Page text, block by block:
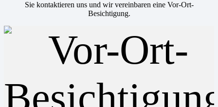
Sie kontaktieren uns und wir vereinbaren eine Vor-Ort-
Besichtigung.